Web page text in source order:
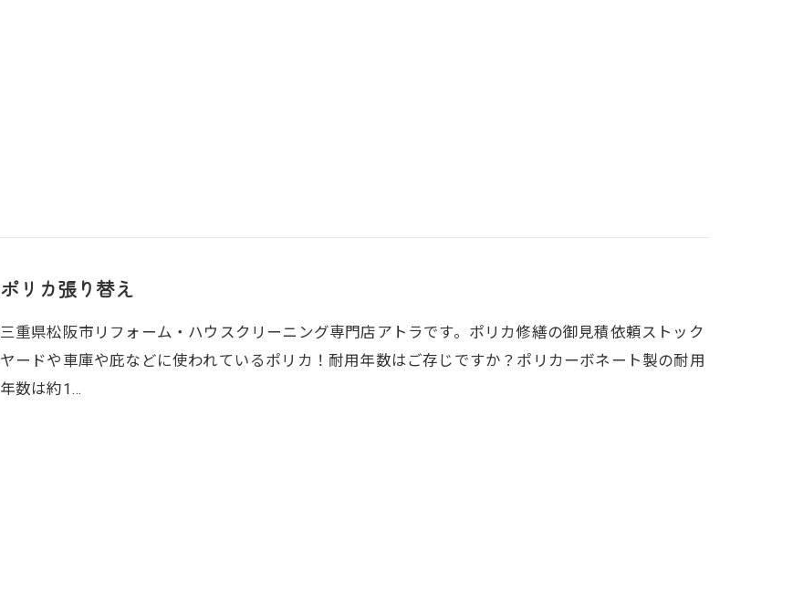
ポリカ張り替え
三重県松阪市リフォーム・ハウスクリーニング専門店アトラです。ポリカ修繕の御見積依頼ストック
ヤードや車庫や庇などに使われているポリカ！耐用年数はご存じですか？ポリカーボネート製の耐用
年数は約1…